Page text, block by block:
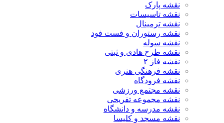
نقشه پارک
نقشه تاسیسات
نقشه ترمینال
نقشه رستوران و فست فود
نقشه سوله
نقشه طرح هادی و ثبتی
نقشه فاز ۲
نقشه فرهنگی هنری
نقشه فرودگاه
نقشه مجتمع ورزشی
نقشه مجموعه تفریحی
نقشه مدرسه و دانشگاه
نقشه مسجد و کلیسا